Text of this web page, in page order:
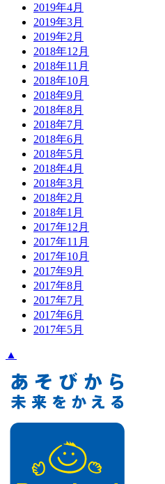
2019年4月
2019年3月
2019年2月
2018年12月
2018年11月
2018年10月
2018年9月
2018年8月
2018年7月
2018年6月
2018年5月
2018年4月
2018年3月
2018年2月
2018年1月
2017年12月
2017年11月
2017年10月
2017年9月
2017年8月
2017年7月
2017年6月
2017年5月
▲